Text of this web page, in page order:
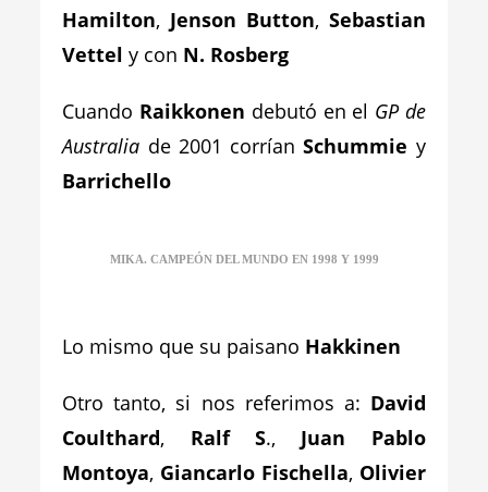
Hamilton, Jenson Button, Sebastian
Vettel y con N. Rosberg
Cuando Raikkonen debutó en el GP de
Australia de 2001 corríanSchummie y
Barrichello
MIKA. CAMPEÓN DEL MUNDO EN 1998 Y 1999
Lo mismo que su paisano Hakkinen
Otro tanto, si nos referimos a: David
Coulthard, Ralf S., Juan Pablo
Montoya, Giancarlo Fischella, Olivier